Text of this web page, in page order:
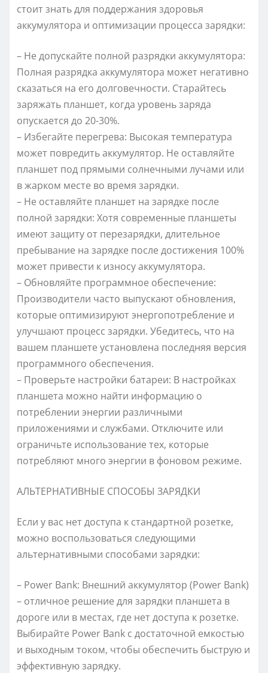
стоит знать для поддержания здоровья
аккумулятора и оптимизации процесса зарядки:
– Не допускайте полной разрядки аккумулятора:
Полная разрядка аккумулятора может негативно
сказаться на его долговечности. Старайтесь
заряжать планшет, когда уровень заряда
опускается до 20-30%.
– Избегайте перегрева: Высокая температура
может повредить аккумулятор. Не оставляйте
планшет под прямыми солнечными лучами или
в жарком месте во время зарядки.
– Не оставляйте планшет на зарядке после
полной зарядки: Хотя современные планшеты
имеют защиту от перезарядки, длительное
пребывание на зарядке после достижения 100%
может привести к износу аккумулятора.
– Обновляйте программное обеспечение:
Производители часто выпускают обновления,
которые оптимизируют энергопотребление и
улучшают процесс зарядки. Убедитесь, что на
вашем планшете установлена последняя версия
программного обеспечения.
– Проверьте настройки батареи: В настройках
планшета можно найти информацию о
потреблении энергии различными
приложениями и службами. Отключите или
ограничьте использование тех, которые
потребляют много энергии в фоновом режиме.
АЛЬТЕРНАТИВНЫЕ СПОСОБЫ ЗАРЯДКИ
Если у вас нет доступа к стандартной розетке,
можно воспользоваться следующими
альтернативными способами зарядки:
– Power Bank: Внешний аккумулятор (Power Bank)
– отличное решение для зарядки планшета в
дороге или в местах, где нет доступа к розетке.
Выбирайте Power Bank с достаточной емкостью
и выходным током, чтобы обеспечить быструю и
эффективную зарядку.